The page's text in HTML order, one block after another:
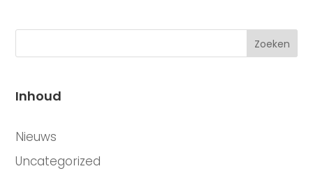
Zoeken
Inhoud
Nieuws
Uncategorized